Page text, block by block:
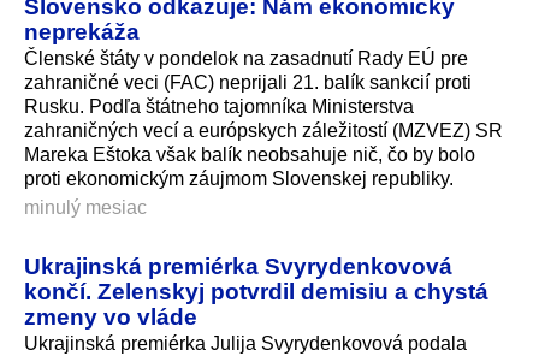
Slovensko odkazuje: Nám ekonomicky
neprekáža
Členské štáty v pondelok na zasadnutí Rady EÚ pre
zahraničné veci (FAC) neprijali 21. balík sankcií proti
Rusku. Podľa štátneho tajomníka Ministerstva
zahraničných vecí a európskych záležitostí (MZVEZ) SR
Mareka Eštoka však balík neobsahuje nič, čo by bolo
proti ekonomickým záujmom Slovenskej republiky.
minulý mesiac
Ukrajinská premiérka Svyrydenkovová
končí. Zelenskyj potvrdil demisiu a chystá
zmeny vo vláde
Ukrajinská premiérka Julija Svyrydenkovová podala